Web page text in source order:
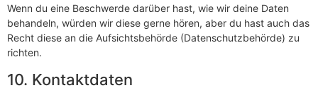
Wenn du eine Beschwerde darüber hast, wie wir deine Daten
behandeln, würden wir diese gerne hören, aber du hast auch das
Recht diese an die Aufsichtsbehörde (Datenschutzbehörde) zu
richten.
10. Kontaktdaten